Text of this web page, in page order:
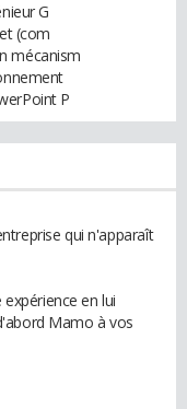
G
(com
mécanism
P
qui n'apparaît
en lui
Mamo à vos